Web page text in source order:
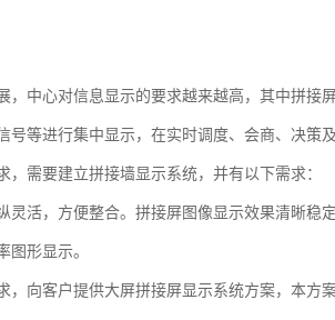
，中心对信息显示的要求越来越高，其中拼接
号等进行集中显示，在实时调度、会商、决策
，需要建立拼接墙显示系统，并有以下需求：
灵活，方便整合。拼接屏图像显示效果清晰稳
图形显示。
，向客户提供大屏拼接屏显示系统方案，本方